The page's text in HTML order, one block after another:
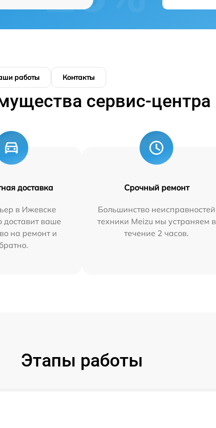
работы Контакты
сервис-центра
доставка
в Ижевске
доставит ваше
на ремонт и
Срочный ремонт
Большинство неисправностей
техники Meizu мы устраняем в
течение 2 часов.
Этапы работы